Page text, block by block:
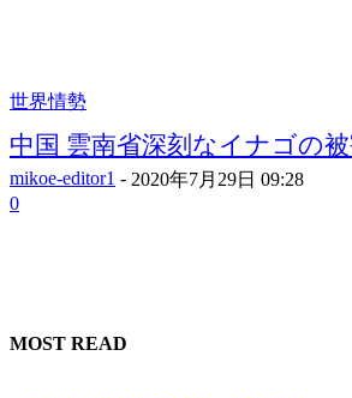
世界情勢
中国 雲南省深刻なイナゴの
mikoe-editor1 - 2020年7月29日 09:28
0
MOST READ